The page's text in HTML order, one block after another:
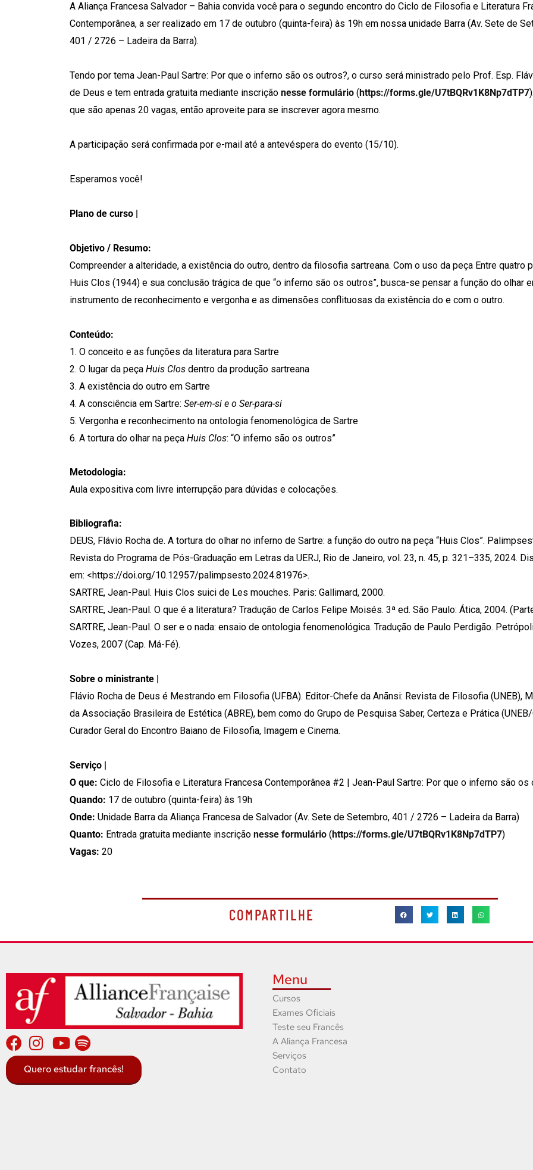
A Aliança Francesa Salvador – Bahia convida você para o segundo encontro do Ciclo de Filosofia e Literatura
Contemporânea, a ser realizado em 17 de outubro (quinta-feira) às 19h em nossa unidade Barra (Av. Sete de
401 / 2726 – Ladeira da Barra).
Tendo por tema Jean-Paul Sartre: Por que o inferno são os outros?, o curso será ministrado pelo Prof. Esp.
de Deus e tem entrada gratuita mediante inscrição nesse formulário ( https://forms.gle/U7tBQRv1K8Np7dTP7
que são apenas 20 vagas, então aproveite para se inscrever agora mesmo.
A participação será confirmada por e-mail até a antevéspera do evento (15/10).
Esperamos você!
Plano de curso |
Objetivo / Resumo:
Compreender a alteridade, a existência do outro, dentro da filosofia sartreana. Com o uso da peça Entre quatro
Huis Clos (1944) e sua conclusão trágica de que “o inferno são os outros”, busca-se pensar a função do olhar
instrumento de reconhecimento e vergonha e as dimensões conflituosas da existência do e com o outro.
Conteúdo:
1. O conceito e as funções da literatura para Sartre
2. O lugar da peça Huis Clos dentro da produção sartreana
3. A existência do outro em Sartre
4. A consciência em Sartre: Ser-em-si e o Ser-para-si
5. Vergonha e reconhecimento na ontologia fenomenológica de Sartre
6. A tortura do olhar na peça Huis Clos: “O inferno são os outros”
Metodologia:
Aula expositiva com livre interrupção para dúvidas e colocações.
Bibliografia:
DEUS, Flávio Rocha de. A tortura do olhar no inferno de Sartre: a função do outro na peça “Huis Clos”.
Revista do Programa de Pós-Graduação em Letras da UERJ, Rio de Janeiro, vol. 23, n. 45, p. 321–335, 2024.
em: <https://doi.org/10.12957/palimpsesto.2024.81976>.
SARTRE, Jean-Paul. Huis Clos suici de Les mouches. Paris: Gallimard, 2000.
SARTRE, Jean-Paul. O que é a literatura? Tradução de Carlos Felipe Moisés. 3ª ed. São Paulo: Ática, 2004.
SARTRE, Jean-Paul. O ser e o nada: ensaio de ontologia fenomenológica. Tradução de Paulo Perdigão.
Vozes, 2007 (Cap. Má-Fé).
Sobre o ministrante |
Flávio Rocha de Deus é Mestrando em Filosofia (UFBA). Editor-Chefe da Anãnsi: Revista de Filosofia (UNEB),
da Associação Brasileira de Estética (ABRE), bem como do Grupo de Pesquisa Saber, Certeza e Prática
Curador Geral do Encontro Baiano de Filosofia, Imagem e Cinema.
Serviço |
O que: Ciclo de Filosofia e Literatura Francesa Contemporânea #2 | Jean-Paul Sartre: Por que o inferno são os
Quando: 17 de outubro (quinta-feira) às 19h
Onde: Unidade Barra da Aliança Francesa de Salvador (Av. Sete de Setembro, 401 / 2726 – Ladeira da Barra)
Quanto: Entrada gratuita mediante inscrição nesse formulário ( https://forms.gle/U7tBQRv1K8Np7dTP7)
Vagas: 20
COMPARTILHE
Quero estudar francês!
Menu
Cursos
Exames Oficiais
Teste seu Francês
A Aliança Francesa
Serviços
Contato